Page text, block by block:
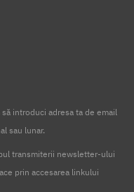
introduci adresa ta de email
sau lunar.
transmiterii newsletter-ului
prin accesarea linkului